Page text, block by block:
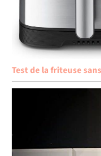
Test de la friteuse